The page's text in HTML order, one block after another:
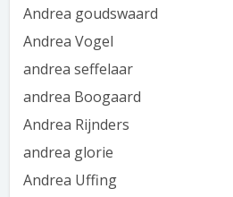
Andrea goudswaard
Andrea Vogel
andrea seffelaar
andrea Boogaard
Andrea Rijnders
andrea glorie
Andrea Uffing